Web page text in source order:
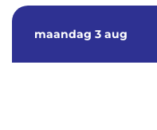
maandag 3 aug